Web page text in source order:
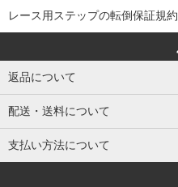
レース用ステップの転倒保証規約
返品について
配送・送料について
支払い方法について